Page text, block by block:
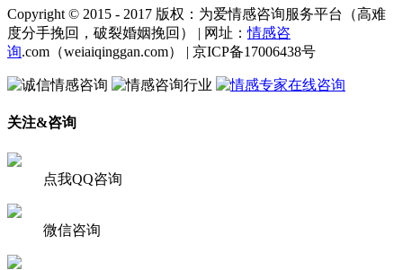
Copyright © 2015 - 2017 版权：为爱情感咨询服务平台（高难
度分手挽回，破裂婚姻挽回） | 网址：情感咨
询.com（weiaiqinggan.com） | 京ICP备17006438号
关注&咨询
点我QQ咨询
微信咨询